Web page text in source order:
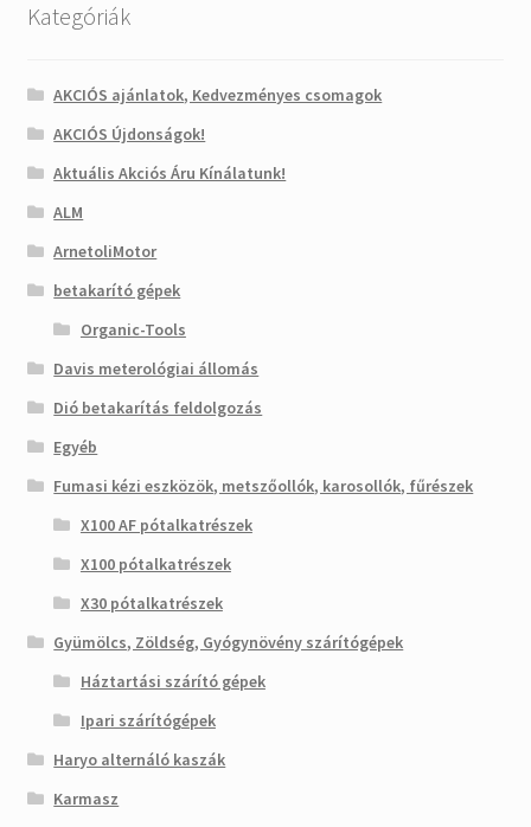
Kategóriák
AKCIÓS ajánlatok, Kedvezményes csomagok
AKCIÓS Újdonságok!
Aktuális Akciós Áru Kínálatunk!
ALM
ArnetoliMotor
betakarító gépek
Organic-Tools
Davis meterológiai állomás
Dió betakarítás feldolgozás
Egyéb
Fumasi kézi eszközök, metszőollók, karosollók, fűrészek
X100 AF pótalkatrészek
X100 pótalkatrészek
X30 pótalkatrészek
Gyümölcs, Zöldség, Gyógynövény szárítógépek
Háztartási szárító gépek
Ipari szárítógépek
Haryo alternáló kaszák
Karmasz